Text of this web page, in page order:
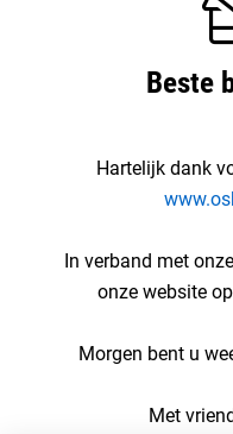
Beste
Hartelijk dank
In verband met
onze website
Morgen bent u
Met